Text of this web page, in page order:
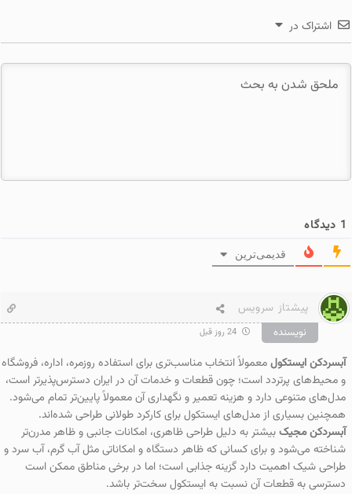
اشتراک در
1 دیدگاه
قدیمی‌ترین
پیشتاز سرویس
نویسنده
آبسردکن ایستکولمعمولاً انتخاب مناسب‌تری برای استفاده روزمره، اداره، فروشگاه
و محیط‌های پرتردد است؛ چون قطعات و خدمات آن در ایران دسترس‌پذیرتر است،
مدل‌های متنوعی دارد و هزینه تعمیر و نگهداری آن معمولاً پایین‌تر تمام می‌شود.
همچنین بسیاری از مدل‌های ایستکول برای کارکرد طولانی طراحی شده‌اند.
آبسردکن مجیکبیشتر به دلیل طراحی ظاهری، امکانات جانبی و ظاهر مدرن‌تر
شناخته می‌شود و برای کسانی که ظاهر دستگاه و امکاناتی مثل آب گرم، آب سرد و
طراحی شیک اهمیت دارد گزینه جذابی است؛ اما در برخی مناطق ممکن است
دسترسی به قطعات آن نسبت به ایستکول سخت‌تر باشد.